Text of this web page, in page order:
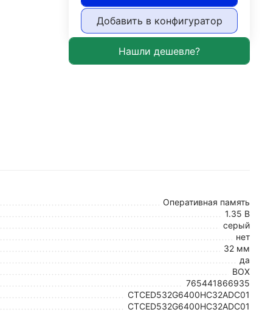
Добавить в конфигуратор
Оперативная память
1.35 В
серый
нет
32 мм
да
BOX
765441866935
CTCED532G6400HC32ADC01
CTCED532G6400HC32ADC01